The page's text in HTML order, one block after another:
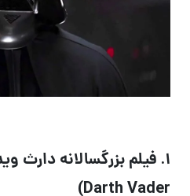
Darth Vader)